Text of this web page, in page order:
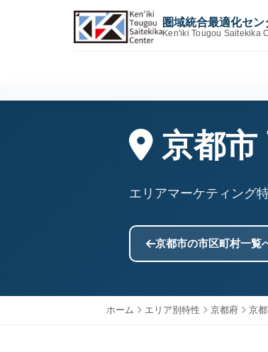
圏域統合最適化セン
Ken'iki Tougou Saitekika
京都市
エリアマーケティング
京都市の市区町村一覧
ホーム エリア別特性 京都府 京